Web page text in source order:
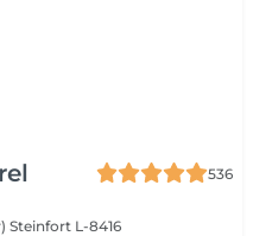
536
Steinfort L-8416